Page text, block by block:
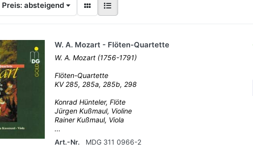
Preis: absteigend
W. A. Mozart - Flöten-Quartette
W. A. Mozart (1756-1791)
Flöten-Quartette
KV 285, 285a, 285b, 298
Konrad Hünteler, Flöte
Jürgen Kußmaul, Violine
Rainer Kußmaul, Viola
...
Art.-Nr.
MDG 311 0966-2